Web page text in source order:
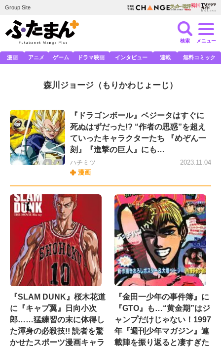
Group Site
検索 メニュー
漫画 アニメ ゲーム ドラマ映画 インタビュー 連載 無料コミック
森川ジョージ （もりかわじょーじ）
『ドラゴンボール』ベジータはすぐに
死ぬはずだった!? “作者の思惑”を超え
ていったキャラクターたち 『めぞん一
刻』『進撃の巨人』にも…
ハチミツ
漫画
2023.11.04
『SLAM DUNK』桜木花道
に『キャプ翼』日向小次
郎……猛練習の末に体得し
た渾身の必殺技!! 読者を驚
かせたスポーツ漫画キャラ
『金田一少年の事件簿』に
『GTO』も…“黄金期”はジ
ャンプだけじゃない！1997
年『週刊少年マガジン』連
載陣を振り返ると凄すぎた